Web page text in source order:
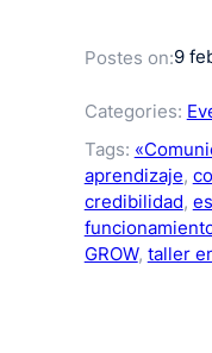
Postes on:9
Categories:
Tags:
aprendizaje,
credibilidad,
GROW, taller